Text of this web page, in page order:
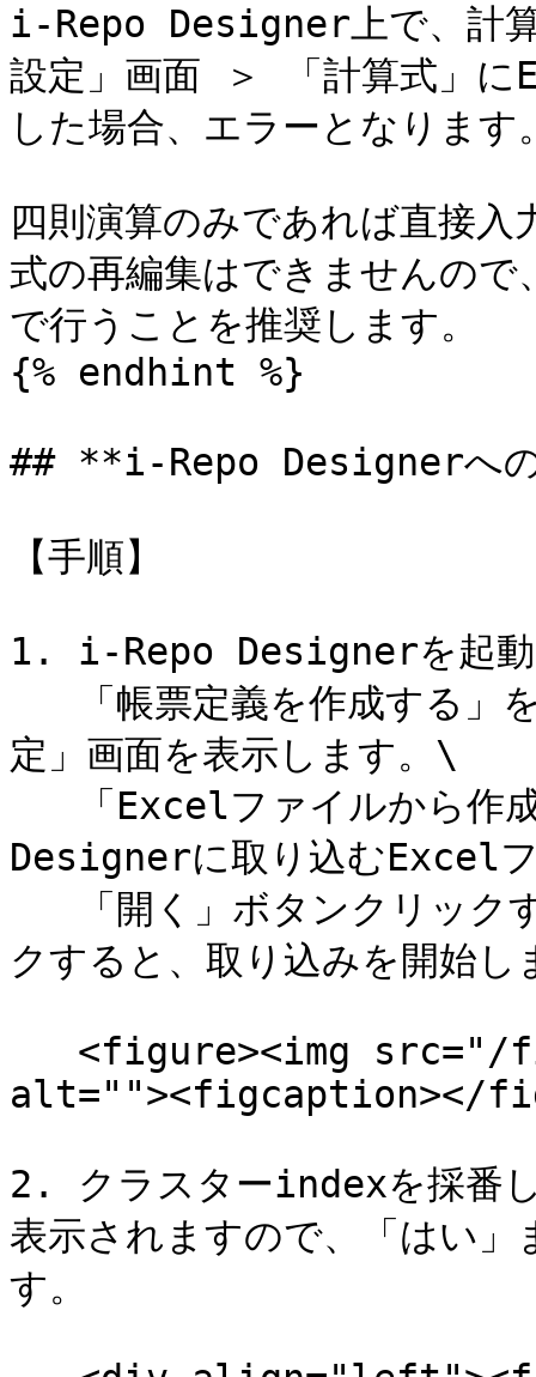
i-Repo Designer上で、計算
設定」画面 ＞ 「計算式」に
した場合、エラーとなります
四則演算のみであれば直接
式の再編集はできませんの
で行うことを推奨します。
{% endhint %}
## **i-Repo Designerへ
【手順】
1. i-Repo Designerを起動
定」画面を表示します。\
Designerに取り込むExcel
クすると、取り込みを開始し
alt=""><figcaption></
2. クラスターindexを採番
表示されますので、「はい
す。